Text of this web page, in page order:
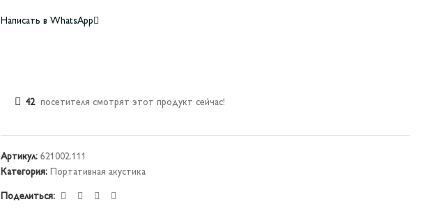
Написать в WhatsApp
42 посетителя смотрят этот продукт сейчас!
Артикул: 621002.111
Категория: Портативная акустика
Поделиться: